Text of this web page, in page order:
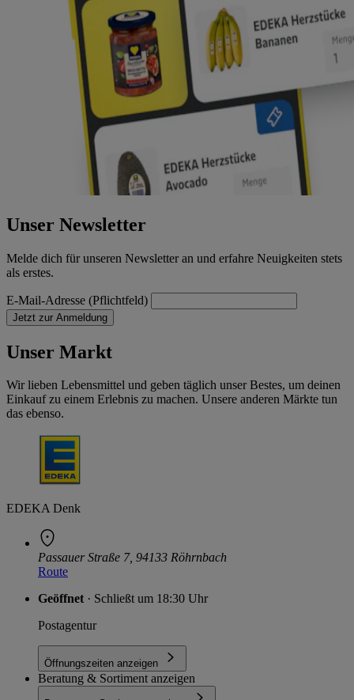
Unser Newsletter
Melde dich für unseren Newsletter an und erfahre Neuigkeiten stets
als erstes.
E-Mail-Adresse (Pflichtfeld)
Jetzt zur Anmeldung
Unser Markt
Wir lieben Lebensmittel und geben täglich unser Bestes, um deinen
Einkauf zu einem Erlebnis zu machen. Unsere anderen Märkte tun
das ebenso.
EDEKA Denk
Passauer Straße 7, 94133 Röhrnbach
Route
Geöffnet · Schließt um 18:30 Uhr
Postagentur
Öffnungszeiten anzeigen
Beratung & Sortiment anzeigen